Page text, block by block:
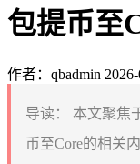
包提币至
作者：qbadmin
导读：
本文聚焦
币至Core的相关